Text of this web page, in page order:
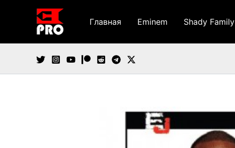
содержимому
Главная Eminem Shady Family